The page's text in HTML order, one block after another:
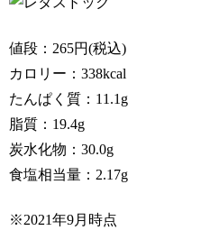
値段：265円(税込)
カロリー：338kcal
たんぱく質：11.1g
脂質：19.4g
炭水化物：30.0g
食塩相当量：2.17g
※2021年9月時点